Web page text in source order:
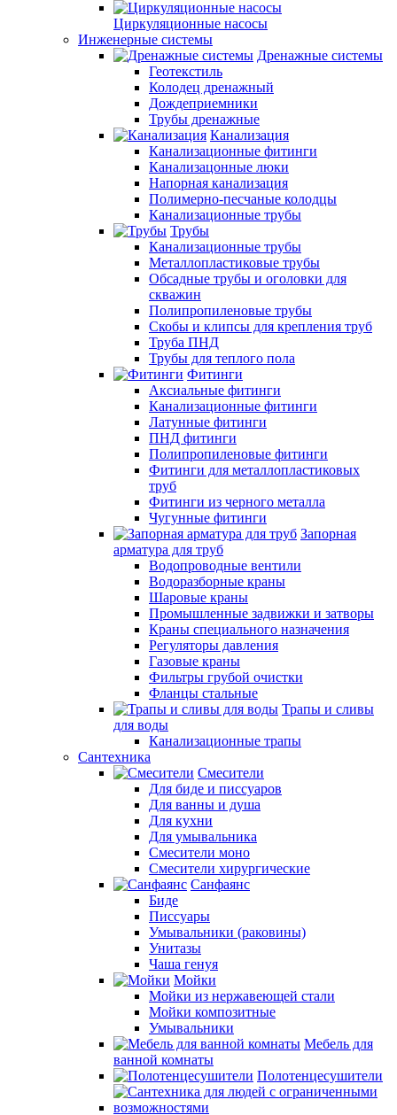
Циркуляционные насосы
Инженерные системы
Дренажные системы
Геотекстиль
Колодец дренажный
Дождеприемники
Трубы дренажные
Канализация
Канализационные фитинги
Канализацонные люки
Напорная канализация
Полимерно-песчаные колодцы
Канализационные трубы
Трубы
Канализационные трубы
Металлопластиковые трубы
Обсадные трубы и оголовки для
скважин
Полипропиленовые трубы
Скобы и клипсы для крепления труб
Труба ПНД
Трубы для теплого пола
Фитинги
Аксиальные фитинги
Канализационные фитинги
Латунные фитинги
ПНД фитинги
Полипропиленовые фитинги
Фитинги для металлопластиковых
труб
Фитинги из черного металла
Чугунные фитинги
Запорная
арматура для труб
Водопроводные вентили
Водоразборные краны
Шаровые краны
Промышленные задвижки и затворы
Краны специального назначения
Регуляторы давления
Газовые краны
Фильтры грубой очистки
Фланцы стальные
Трапы и сливы
для воды
Канализационные трапы
Сантехника
Смесители
Для биде и писсуаров
Для ванны и душа
Для кухни
Для умывальника
Смесители моно
Смесители хирургические
Санфаянс
Биде
Писсуары
Умывальники (раковины)
Унитазы
Чаша генуя
Мойки
Мойки из нержавеющей стали
Мойки композитные
Умывальники
Мебель для
ванной комнаты
Полотенцесушители